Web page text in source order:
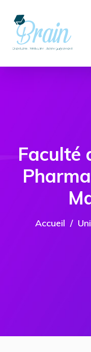
Faculté
Accueil